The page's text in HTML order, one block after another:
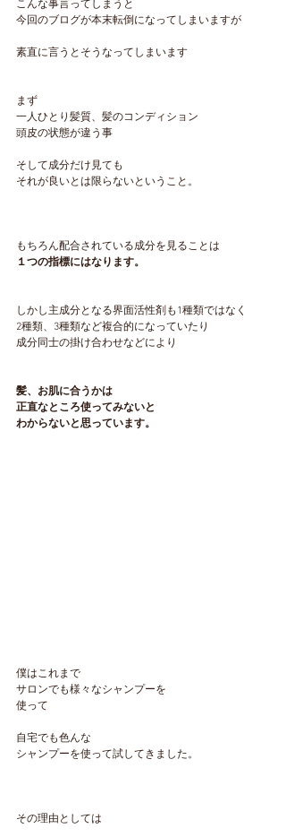
こんな事言ってしまうと
今回のブログが本末転倒になってしまいますが
素直に言うとそうなってしまいます
まず
一人ひとり髪質、髪のコンディション
頭皮の状態が違う事
そして成分だけ見ても
それが良いとは限らないということ。
もちろん配合されている成分を見ることは
１つの指標にはなります。
しかし主成分となる界面活性剤も1種類ではなく
2種類、3種類など複合的になっていたり
成分同士の掛け合わせなどにより
髪、お肌に合うかは
正直なところ使ってみないと
わからないと思っています。
僕はこれまで
サロンでも様々なシャンプーを
使って
自宅でも色んな
シャンプーを使って試してきました。
その理由としては